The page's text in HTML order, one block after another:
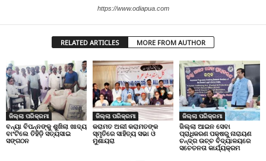
https://www.odiapua.com
RELATED ARTICLES MORE FROM AUTHOR
ଜିଲ୍ଲା ପରିକ୍ରମା
ବନ୍ୟା ବିପନ୍ନଙ୍କୁ ଶୁଖିଲା ଖାଦ୍ୟ
ବାଂଟିଲେ ତିହିଡି଼ ସତ୍ୟସାଇ
ସଙ୍ଗଠନ
ଜିଲ୍ଲା ପରିକ୍ରମା
କରାମତ ଅଲୀ କରାମତଙ୍କ
ସ୍ମୃତିରେ ସାହିତ୍ୟ ସଭା ଓ
ମୁଶାୟରା
ଜିଲ୍ଲା ପରିକ୍ରମା
ଜିଲ୍ଲା ଆଇନ ସେବା
ପ୍ରାଧିକରଣ ପକ୍ଷରୁ ନାରାୟଣ
ଚନ୍ଦ୍ର ଉଚ୍ଚ ବିଦ୍ୟାଳୟରେ
ସଚେତନତା କାର୍ଯ୍ୟକ୍ରମ